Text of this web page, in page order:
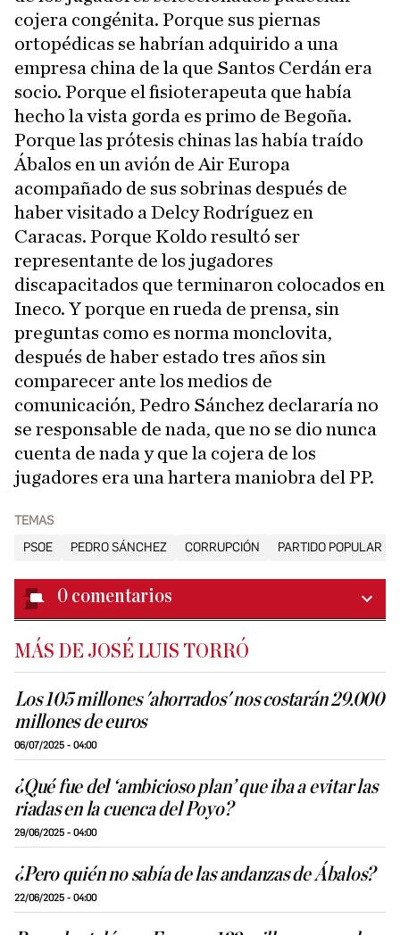
cojera congénita. Porque sus piernas
ortopédicas se habrían adquirido a una
empresa china de la que Santos Cerdán era
socio. Porque el fisioterapeuta que había
hecho la vista gorda es primo de Begoña.
Porque las prótesis chinas las había traído
Ábalos en un avión de Air Europa
acompañado de sus sobrinas después de
haber visitado a Delcy Rodríguez en
Caracas. Porque Koldo resultó ser
representante de los jugadores
discapacitados que terminaron colocados en
Ineco. Y porque en rueda de prensa, sin
preguntas como es norma monclovita,
después de haber estado tres años sin
comparecer ante los medios de
comunicación, Pedro Sánchez declararía no
se responsable de nada, que no se dio nunca
cuenta de nada y que la cojera de los
jugadores era una hartera maniobra del PP.
TEMAS
PSOE
PEDRO SÁNCHEZ CORRUPCIÓN PARTIDO POPULAR
0 comentarios
MÁS DE JOSÉ LUIS TORRÓ
Los 105 millones 'ahorrados' nos costarán 29.000
millones de euros
06/07/2025 - 04:00
¿Qué fue del ‘ambicioso plan’ que iba a evitar las
riadas en la cuenca del Poyo?
29/06/2025 - 04:00
¿Pero quién no sabía de las andanzas de Ábalos?
22/06/2025 - 04:00